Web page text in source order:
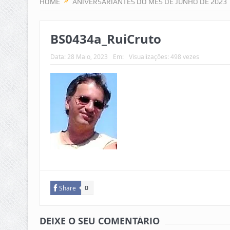
BS0434a_RuiCruto
Data: 28 Maio, 2023 Em: Visualizações: 498 vezes
Share 0
DEIXE O SEU COMENTÁRIO